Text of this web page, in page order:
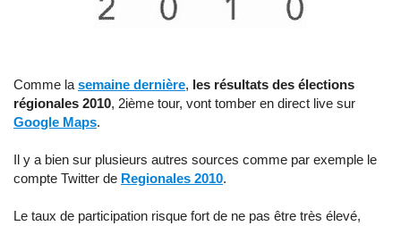
Comme la semaine dernière, les résultats des élections
régionales 2010, 2ième tour, vont tomber en direct live sur
Google Maps.
Il y a bien sur plusieurs autres sources comme par exemple le
compte Twitter de Regionales 2010.
Le taux de participation risque fort de ne pas être très élevé,